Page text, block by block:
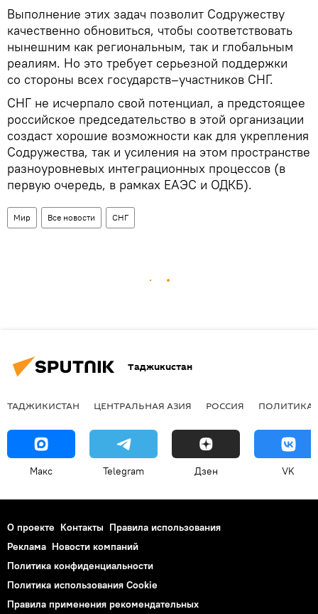
Выполнение этих задач позволит Содружеству
качественно обновиться, чтобы соответствовать
нынешним как региональным, так и глобальным
реалиям. Но это требует серьезной поддержки
со стороны всех государств–участников СНГ.
СНГ не исчерпало свой потенциал, а предстоящее
российское председательство в этой организации
создаст хорошие возможности как для укрепления
Содружества, так и усиления на этом пространстве
разноуровневых интеграционных процессов (в
первую очередь, в рамках ЕАЭС и ОДКБ).
Мир Все новости СНГ
Таджикистан
ТАДЖИКИСТАН ЦЕНТРАЛЬНАЯ АЗИЯ РОССИЯ ПОЛИТИКА
Макс Telegram Дзен VK
О проекте Контакты Правила использования
Реклама Новости компаний
Политика конфиденциальности
Политика использования Cookie
Правила применения рекомендательных